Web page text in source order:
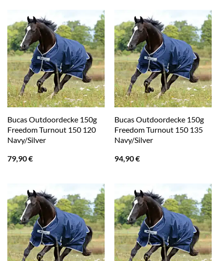
Bucas Outdoordecke 150g
Freedom Turnout 150 120
Navy/Silver
79,90€
Bucas Outdoordecke 150g
Freedom Turnout 150 135
Navy/Silver
94,90€